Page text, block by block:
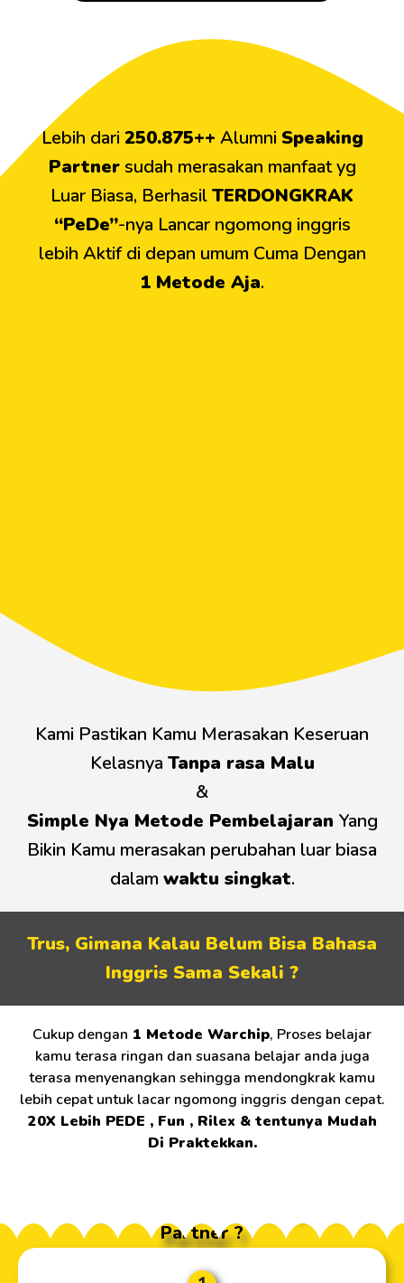
Lebih dari 250.875++ Alumni Speaking
Partnersudah merasakan manfaat yg
Luar Biasa, BerhasilTERDONGKRAK
“PeDe”-nya Lancar ngomong inggris
lebih Aktif di depan umum Cuma Dengan
1 Metode Aja.
Kami Pastikan Kamu Merasakan Keseruan
Kelasnya Tanpa rasa Malu
&
Simple Nya Metode Pembelajaran Yang
Bikin Kamu merasakan perubahan luar biasa
dalam waktu singkat.
Trus, Gimana Kalau Belum Bisa Bahasa
Inggris Sama Sekali ?
Cukup dengan 1 Metode Warchip, Proses belajar
kamu terasa ringan dan suasana belajar anda juga
terasa menyenangkan sehingga mendongkrak kamu
lebih cepat untuk lacar ngomong inggris dengan cepat.
20X Lebih PEDE , Fun , Rilex & tentunya Mudah
Di Praktekkan.
Partner ?